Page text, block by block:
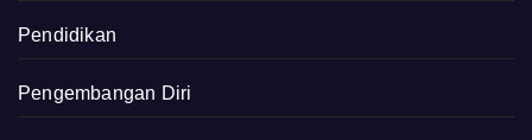
Pendidikan
Pengembangan Diri